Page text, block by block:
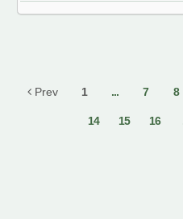
Prev 1 ... 7 8
14 15 16